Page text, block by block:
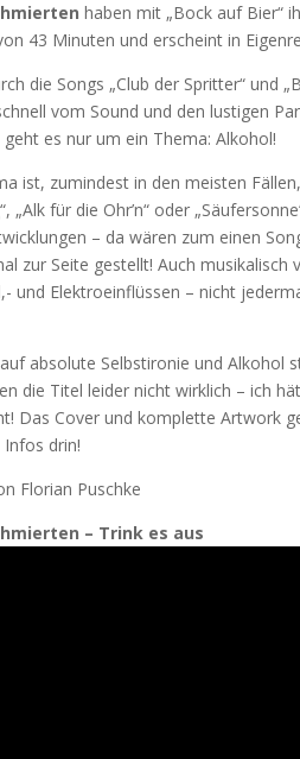
haben mit „Bock auf Bier“
43 Minuten und erscheint in
die Songs „Club der Spritter“ und
vom Sound und den lustigen
geht es nur um ein Thema: Alkohol!
ist, zumindest in den meisten
„Alk für die Ohr’n“ oder
– da wären zum einen
zur Seite gestellt! Auch musikalisch
und Elektroeinflüssen – nicht
absolute Selbstironie und Alkohol
die Titel leider nicht wirklich – ich
Das Cover und komplette Artwork
drin!
Florian Puschke
– Trink es aus